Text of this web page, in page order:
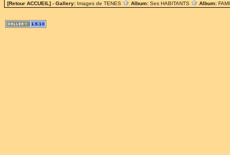
[Retour ACCUEIL] - Gallery: Images de TENES Album: Ses HABITANTS Album: